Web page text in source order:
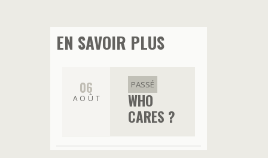
EN SAVOIR PLUS
PASSÉ
06
AOÛT WHO
CARES ?